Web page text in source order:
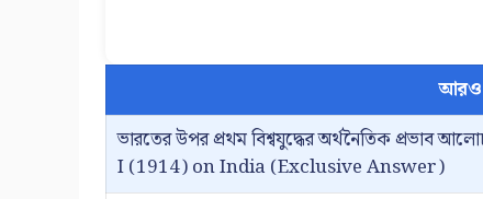
ভারতের উপর প্রথম বিশ্বযুদ্ধের অর্থনৈতিক
I (1914) on India (Exclusive Answer)